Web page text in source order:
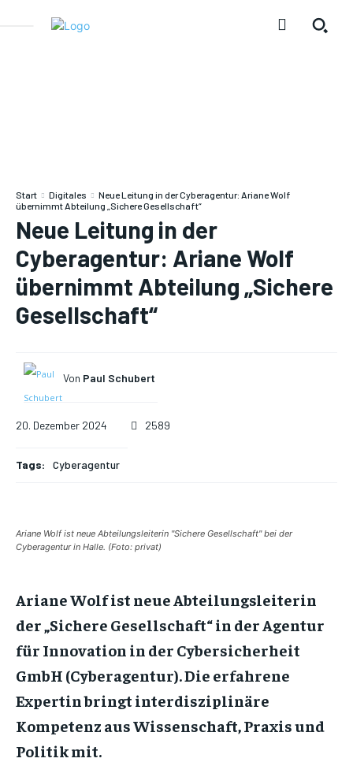
Start Digitales
Neue Leitung in der Cyberagentur: Ariane Wolf
übernimmt Abteilung „Sichere Gesellschaft“
Neue Leitung in der
Cyberagentur: Ariane Wolf
übernimmt Abteilung „Sichere
Gesellschaft“
Von Paul Schubert
20. Dezember 2024 2589
Tags: Cyberagentur
Ariane Wolf ist neue Abteilungsleiterin "Sichere Gesellschaft" bei der
Cyberagentur in Halle. (Foto: privat)
Ariane Wolf ist neue Abteilungsleiterin
der „Sichere Gesellschaft“ in der Agentur
für Innovation in der Cybersicherheit
GmbH (Cyberagentur). Die erfahrene
Expertin bringt interdisziplinäre
Kompetenz aus Wissenschaft, Praxis und
Politik mit.